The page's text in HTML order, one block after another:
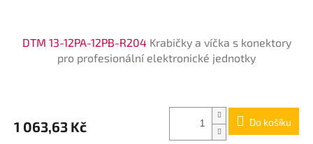
DTM 13-12PA-12PB-R204 Krabičky a víčka s konektory
pro profesionální elektronické jednotky
1 063,63 Kč Do košíku